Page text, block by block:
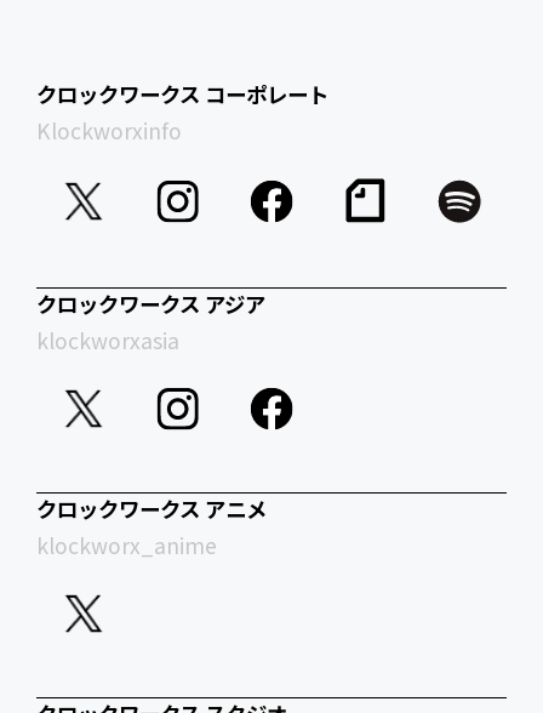
クロックワークス コーポレート
Klockworxinfo
クロックワークス アジア
klockworxasia
クロックワークス アニメ
klockworx_anime